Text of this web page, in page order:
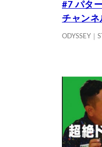
#7 パタ
チャンネ
ODYSSEY｜